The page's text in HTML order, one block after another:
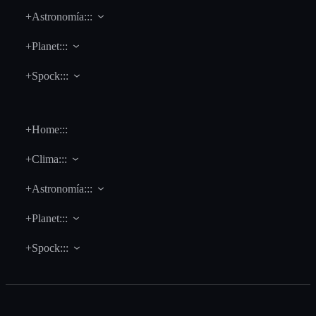
+Astronomía:::
+Planet:::
+Spock:::
+Home:::
+Clima:::
+Astronomía:::
+Planet:::
+Spock:::